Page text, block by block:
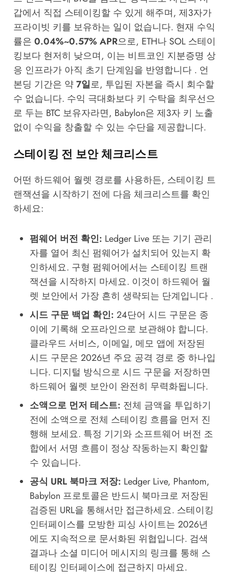
갑에서 직접 스테이킹할 수 있게 해주며, 제3자가
프라이빗 키를 보유하는 일이 없습니다. 현재 수익
률은 0.04%~0.57% APR으로, ETH나 SOL 스테이
킹보다 현저히 낮으며, 이는 비트코인 지분증명 상
응 인프라가 아직 초기 단계임을 반영합니다 . 언
본딩 기간은 약7일로, 투입된 자본을 즉시 회수할
수 없습니다. 수익 극대화보다 키 수탁을 최우선으
로 두는 BTC 보유자라면, Babylon은 제3자 키 노출
없이 수익을 창출할 수 있는 수단을 제공합니다.
스테이킹 전 보안 체크리스트
어떤 하드웨어 월렛 경로를 사용하든, 스테이킹 트
랜잭션을 시작하기 전에 다음 체크리스트를 확인
하세요:
펌웨어 버전 확인: Ledger Live 또는 기기 관리
자를 열어 최신 펌웨어가 설치되어 있는지 확
인하세요. 구형 펌웨어에서는 스테이킹 트랜
잭션을 시작하지 마세요. 이것이 하드웨어 월
렛 보안에서 가장 흔히 생략되는 단계입니다 .
시드 구문 백업 확인: 24단어 시드 구문은 종
이에 기록해 오프라인으로 보관해야 합니다.
클라우드 서비스, 이메일, 메모 앱에 저장된
시드 구문은 2026년 주요 공격 경로 중 하나입
니다. 디지털 방식으로 시드 구문을 저장하면
하드웨어 월렛 보안이 완전히 무력화됩니다.
소액으로 먼저 테스트: 전체 금액을 투입하기
전에 소액으로 전체 스테이킹 흐름을 먼저 진
행해 보세요. 특정 기기와 소프트웨어 버전 조
합에서 서명 흐름이 정상 작동하는지 확인할
수 있습니다.
공식 URL 북마크 저장: Ledger Live, Phantom,
Babylon 프로토콜은 반드시 북마크로 저장된
검증된 URL을 통해서만 접근하세요. 스테이킹
인터페이스를 모방한 피싱 사이트는 2026년
에도 지속적으로 문서화된 위협입니다. 검색
결과나 소셜 미디어 메시지의 링크를 통해 스
테이킹 인터페이스에 접근하지 마세요.